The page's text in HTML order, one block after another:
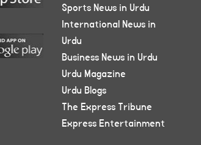
Sports News in Urdu
International News in
Urdu
Business News in Urdu
Urdu Magazine
Urdu Blogs
The Express Tribune
Express Entertainment